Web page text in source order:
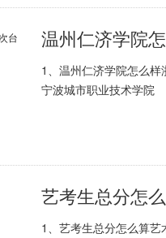
温州仁济学院
1、温州仁济学院怎么样
宁波城市职业技术学院
艺考生总分怎
1、艺考生总分怎么算艺